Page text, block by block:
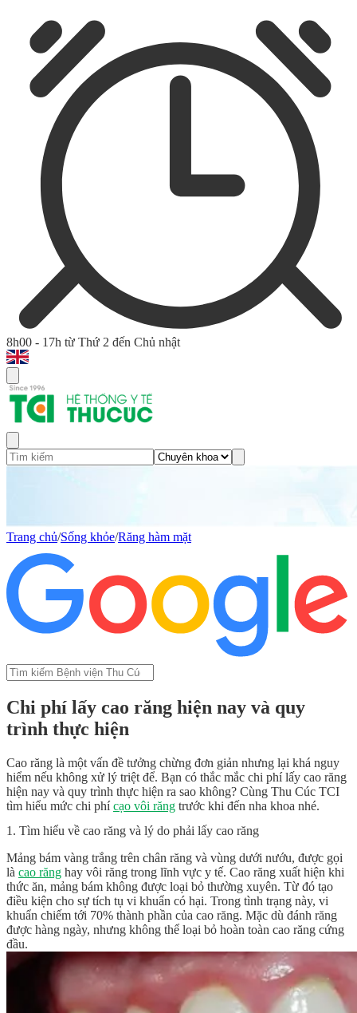
8h00 - 17h từ Thứ 2 đến Chủ nhật
Trang chủ/Sống khỏe/Răng hàm mặt
Chi phí lấy cao răng hiện nay và quy
trình thực hiện
Cao răng là một vấn đề tưởng chừng đơn giản nhưng lại khá nguy
hiểm nếu không xử lý triệt để. Bạn có thắc mắc chi phí lấy cao răng
hiện nay và quy trình thực hiện ra sao không? Cùng Thu Cúc TCI
tìm hiểu mức chi phícạo vôi răng trước khi đến nha khoa nhé.
1. Tìm hiểu về cao răng và lý do phải lấy cao răng
Mảng bám vàng trắng trên chân răng và vùng dưới nướu, được gọi
là cao răng hay vôi răng trong lĩnh vực y tế. Cao răng xuất hiện khi
thức ăn, mảng bám không được loại bỏ thường xuyên. Từ đó tạo
điều kiện cho sự tích tụ vi khuẩn có hại. Trong tình trạng này, vi
khuẩn chiếm tới 70% thành phần của cao răng. Mặc dù đánh răng
được hàng ngày, nhưng không thể loại bỏ hoàn toàn cao răng cứng
đầu.